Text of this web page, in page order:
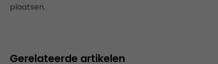
plaatsen.
Gerelateerde artikelen